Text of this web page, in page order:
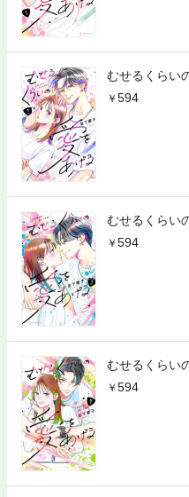
むせるくらい
594
むせるくらい
594
むせるくらい
594